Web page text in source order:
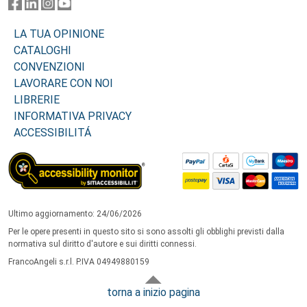
LA TUA OPINIONE
CATALOGHI
CONVENZIONI
LAVORARE CON NOI
LIBRERIE
INFORMATIVA PRIVACY
ACCESSIBILITÁ
Ultimo aggiornamento: 24/06/2026
Per le opere presenti in questo sito si sono assolti gli obblighi previsti dalla
normativa sul diritto d'autore e sui diritti connessi.
FrancoAngeli s.r.l. P.IVA 04949880159
torna a inizio pagina